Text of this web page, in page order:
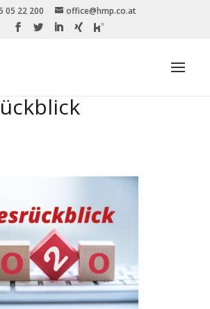
05 22 200 office@hmp.co.at